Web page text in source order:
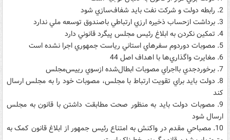
2. رابطه دولت و شرکت نفت بايد شفاف‌سازي شود
3. برداشت ازحساب ذخيره ارزي ارتباطي باصندوق توسعه ملي ندارد
4. تمکين نکردن به ابلاغ رئيس مجلس پيگرد قانوني دارد
5. مصوبات دوردوم سفرهاي استاني رياست جمهوري اجرا نشده است
6. مغايرت واگذاري‌ها با اهداف اصل 44
7. برخوردجدي بااجراي مصوبات ابطال‌شده ازسوي رييس‌مجلس
8. دولت بايد براي تقويت ارتباط با مجلس، مصوبات خود را به مجلس ارسال
کند
9. مصوبات دولت بايد به منظور صحت مطابقت داشتن با قانون به مجلس
ارسال شود
10. مصباحي مقدم در واکنش به امتناع رئيس جمهور از ابلاغ قانون کمک به